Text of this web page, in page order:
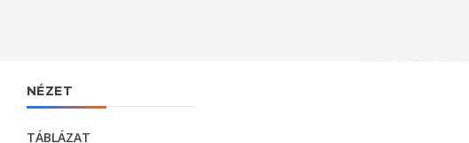
NÉZET
TÁBLÁZAT